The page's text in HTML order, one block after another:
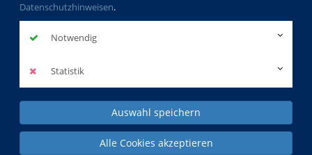
Datenschutzhinweisen.
Notwendig
Statistik
Auswahl speichern
Alle Cookies akzeptieren